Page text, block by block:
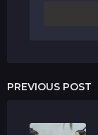
PREVIOUS POST